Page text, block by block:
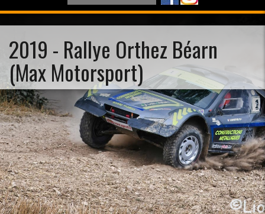
2019 - Rallye Orthez Béarn
(Max Motorsport)